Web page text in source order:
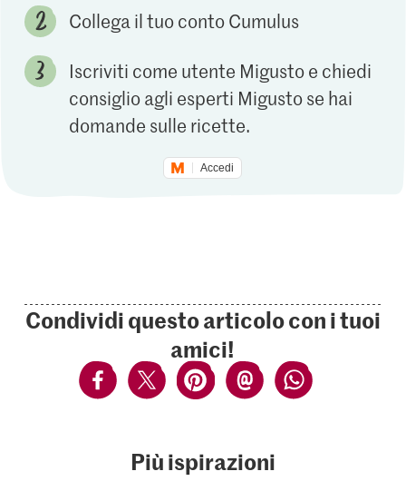
Collega il tuo conto Cumulus
Iscriviti come utente Migusto e chiedi
consiglio agli esperti Migusto se hai
domande sulle ricette.
Accedi
Condividi questo articolo con i tuoi
amici!
Più ispirazioni